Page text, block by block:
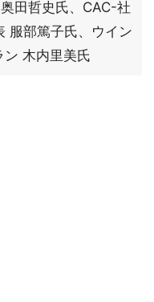
田哲史氏、CAC-社
服部篤子氏、ウイン
ン 木内里美氏